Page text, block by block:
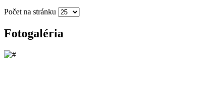
Počet na stránku
Fotogaléria